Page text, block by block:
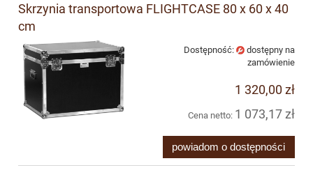
Skrzynia transportowa FLIGHTCASE 80 x 60 x 40
cm
Dostępność:
dostępny na
zamówienie
1 320,00 zł
Cena netto: 1 073,17 zł
powiadom o dostępności